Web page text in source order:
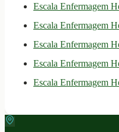
Escala Enfermagem
Escala Enfermagem
Escala Enfermagem
Escala Enfermagem
Escala Enfermagem